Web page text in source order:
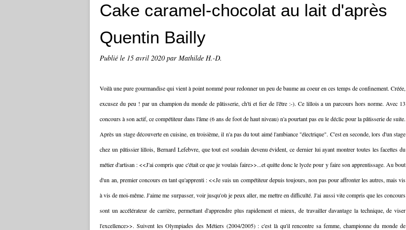
Cake caramel-chocolat au lait d'après
Quentin Bailly
Publié le 15 avril 2020par Mathilde H.-D.
Voilà une pure gourmandise qui vient à point nommé pour redonner un peu de baume au coeur en ces temps de confinement. Créée,
excusez du peu ! par un champion du monde de pâtisserie, ch'ti et fier de l'être :-). Ce lillois a un parcours hors norme. Avec 13
concours à son actif, ce compétiteur dans l'âme (6 ans de foot de haut niveau) n'a pourtant pas eu le déclic pour la pâtisserie de suite.
Après un stage découverte en cuisine, en troisième, il n'a pas du tout aimé l'ambiance "électrique". C'est en seconde, lors d'un stage
chez un pâtissier lillois, Bernard Lefebvre, que tout est soudain devenu évident, ce dernier lui ayant montrer toutes les facettes du
métier d'artisan : <<J'ai compris que c'était ce que je voulais faire>>...et quitte donc le lycée pour y faire son apprentissage. Au bout
d'un an, premier concours en tant qu'apprenti : <<Je suis un compétiteur depuis toujours, non pas pour affronter les autres, mais vis
à vis de moi-même. J'aime me surpasser, voir jusqu'où je peux aller, me mettre en difficulté. J'ai aussi vite compris que les concours
sont un accélérateur de carrière, permettant d'apprendre plus rapidement et mieux, de travailler davantage la technique, de viser
l'excellence>>. Suivent les Olympiades des Métiers (2004/2005) : c'est là qu'il rencontre sa femme, championne du monde de